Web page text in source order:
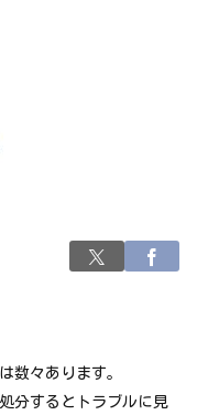
数々あります。
分するとトラブルに見